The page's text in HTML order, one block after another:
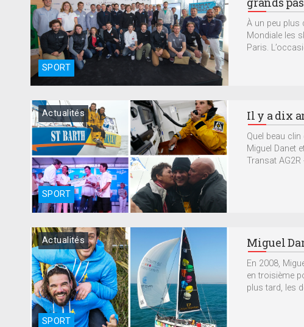
SPORT
À un peu plus
Mondiale les
Paris.
SPORT
Actualités Il y a dix
Quel beau clin
Miguel Danet
Transat
SPORT
Actualités Miguel
En 2008,
en troisième
plus tard, les